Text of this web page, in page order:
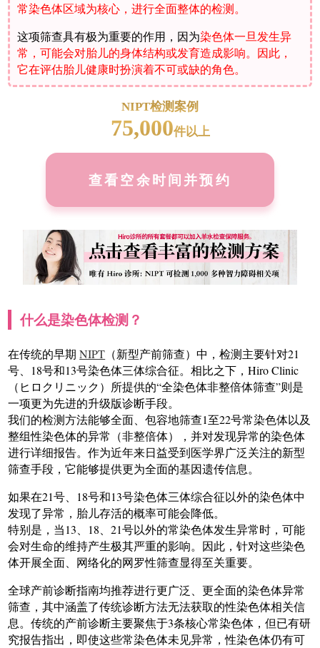
常染色体区域为核心，进行全面整体的检测。
这项筛查具有极为重要的作用，因为染色体一旦发生异
常，可能会对胎儿的身体结构或发育造成影响。因此，
它在评估胎儿健康时扮演着不可或缺的角色。
NIPT检测案例
75,000件以上
查看空余时间并预约
什么是染色体检测？
在传统的早期NIPT （新型产前筛查）中，检测主要针对21
号、18号和13号染色体三体综合征。相比之下，Hiro Clinic
（ヒロクリニック）所提供的“全染色体非整倍体筛查”则是
一项更为先进的升级版诊断手段。
我们的检测方法能够全面、包容地筛查1至22号常染色体以及
整组性染色体的异常（非整倍体），并对发现异常的染色体
进行详细报告。作为近年来日益受到医学界广泛关注的新型
筛查手段，它能够提供更为全面的基因遗传信息。
如果在21号、18号和13号染色体三体综合征以外的染色体中
发现了异常，胎儿存活的概率可能会降低。
特别是，当13、18、21号以外的常染色体发生异常时，可能
会对生命的维持产生极其严重的影响。因此，针对这些染色
体开展全面、网络化的网罗性筛查显得至关重要。
全球产前诊断指南均推荐进行更广泛、更全面的染色体异常
筛查，其中涵盖了传统诊断方法无法获取的性染色体相关信
息。传统的产前诊断主要聚焦于3条核心常染色体，但已有研
究报告指出，即使这些常染色体未见异常，性染色体仍有可